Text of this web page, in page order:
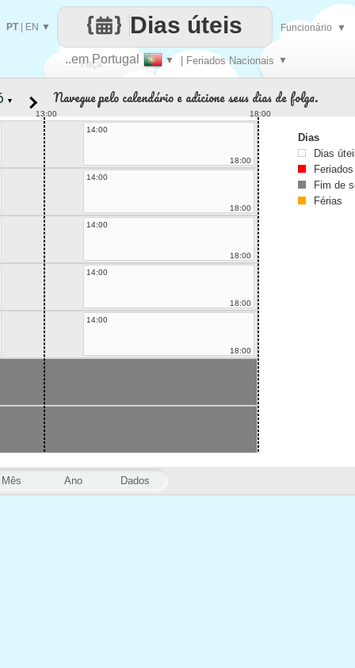
Faça
..em Portugal ▼ | Feriados Nacionais ▼
Dias úteis
PT| EN ▼ Funcionário ▼
Mês Ano Dados
▼ Navegue pelo calendário e adicione seus dias de folga.
13:00
18:00
14:00
18:00
14:00
18:00
14:00
18:00
14:00
18:00
14:00
18:00
Dias
Dias
Feriados
Fim de
Férias